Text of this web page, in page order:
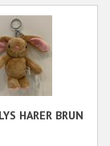
HARER BRUN